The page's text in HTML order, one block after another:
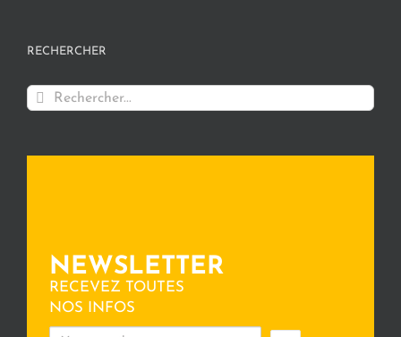
RECHERCHER
Rechercher:
NEWSLETTER
RECEVEZ TOUTES
NOS INFOS